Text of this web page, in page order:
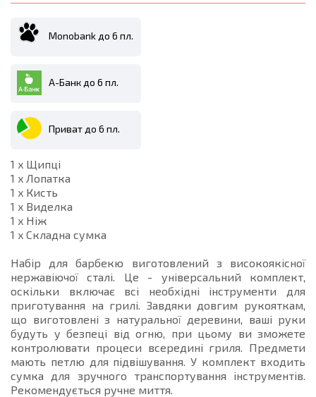
Monobank до 6 пл.
А-Банк до 6 пл.
Приват до 6 пл.
1 x Щипці
1 x Лопатка
1 x Кисть
1 x Виделка
1 x Ніж
1 x Складна сумка
Набір для барбекю виготовлений з високоякісної
нержавіючої сталі. Це - універсальний комплект,
оскільки включає всі необхідні інструменти для
приготування на грилі. Завдяки довгим рукояткам,
що виготовлені з натуральної деревини, ваші руки
будуть у безпеці від огню, при цьому ви зможете
контролювати процеси всередині гриля. Предмети
мають петлю для підвішування. У комплект входить
сумка для зручного транспортування інструментів.
Рекомендується ручне миття.